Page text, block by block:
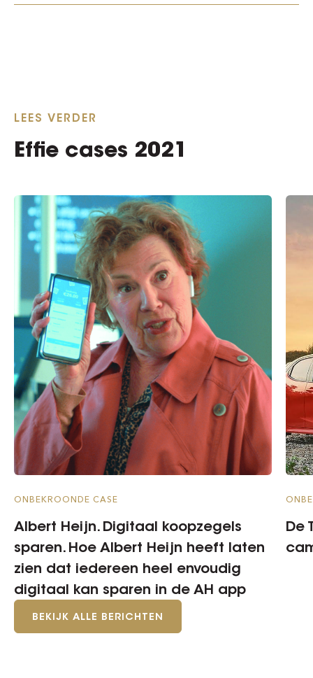
LEES VERDER
Effie cases 2021
ONBEKROONDE CASE
Albert Heijn. Digitaal koopzegels
sparen. Hoe Albert Heijn heeft laten
zien dat iedereen heel envoudig
digitaal kan sparen in de AH app
De
BEKIJK ALLE BERICHTEN